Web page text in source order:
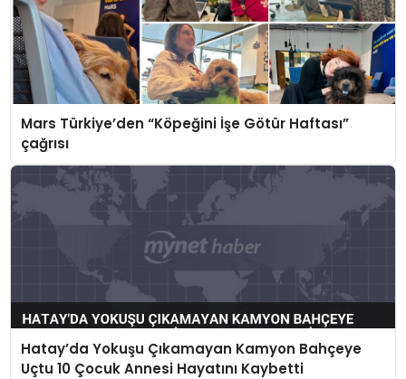
Mars Türkiye’den “Köpeğini İşe Götür Haftası”
çağrısı
Hatay’da Yokuşu Çıkamayan Kamyon Bahçeye
Uçtu 10 Çocuk Annesi Hayatını Kaybetti